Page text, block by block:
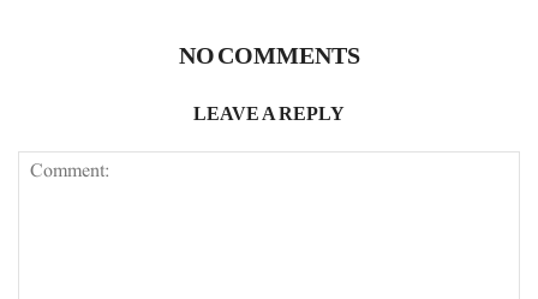
NO COMMENTS
LEAVE A REPLY